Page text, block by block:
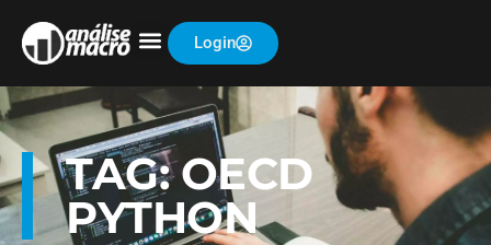
Login
TAG: OECD
PYTHON